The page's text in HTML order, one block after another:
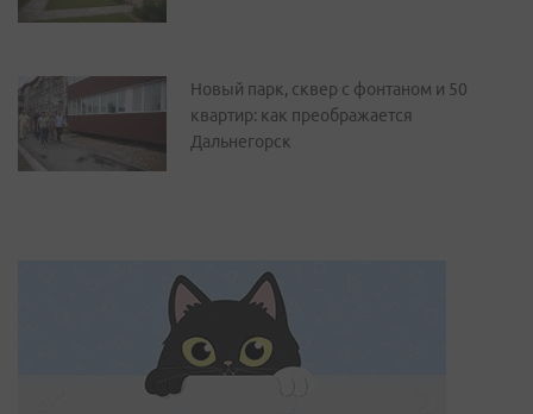
Новый парк, сквер с фонтаном и 50
квартир: как преображается
Дальнегорск